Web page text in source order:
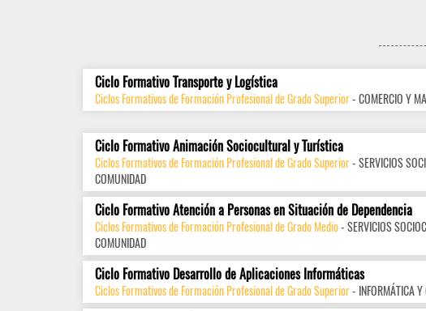
Ciclo Formativo Transporte y Logística
Ciclos Formativos de Formación Profesional de Grado Superior- COMERCIO Y
Ciclo Formativo Animación Sociocultural y Turística
Ciclos Formativos de Formación Profesional de Grado Superior- SERVICIOS
COMUNIDAD
Ciclo Formativo Atención a Personas en Situación de Dependencia
Ciclos Formativos de Formación Profesional de Grado Medio- SERVICIOS
COMUNIDAD
Ciclo Formativo Desarrollo de Aplicaciones Informáticas
Ciclos Formativos de Formación Profesional de Grado Superior- INFORMÁTICA